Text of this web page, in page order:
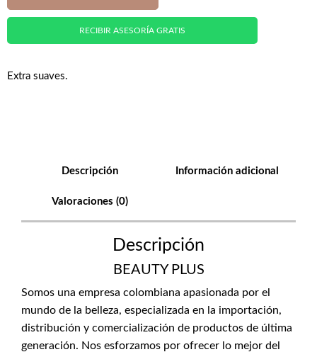
RECIBIR ASESORÍA GRATIS
Extra suaves.
Descripción Información adicional
Valoraciones (0)
Descripción
BEAUTY PLUS
Somos una empresa colombiana apasionada por el
mundo de la belleza, especializada en la importación,
distribución y comercialización de productos de última
generación. Nos esforzamos por ofrecer lo mejor del